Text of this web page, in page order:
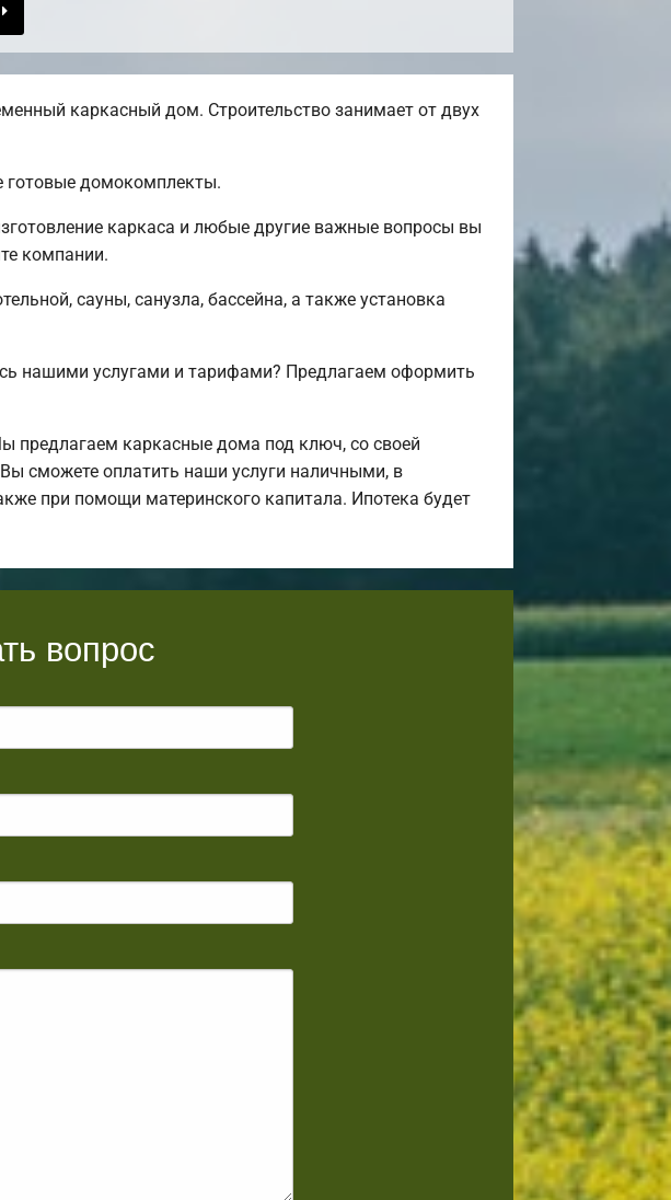
каркасный дом. Строительство занимает от двух
готовые домокомплекты.
каркаса и любые другие важные вопросы вы
компании.
сауны, санузла, бассейна, а также установка
нашими услугами и тарифами? Предлагаем оформить
предлагаем каркасные дома под ключ, со своей
сможете оплатить наши услуги наличными, в
при помощи материнского капитала. Ипотека будет
вопрос